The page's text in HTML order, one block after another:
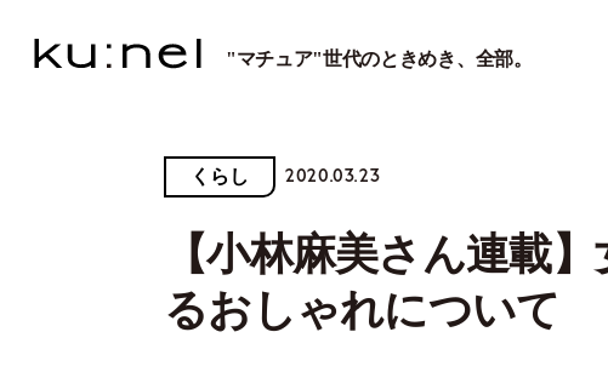
"マチュア"世代のときめき、全部。
くらし 2020.03.23
【小林麻美さん連載
るおしゃれについて